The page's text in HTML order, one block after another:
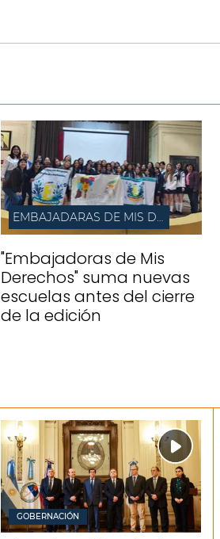
"Embajadoras de Mis
Derechos" suma nuevas
escuelas antes del cierre
de la edición
GOBERNACIÓN